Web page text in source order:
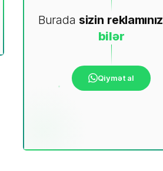
Burada sizin reklamınız
bilər
Qiymət al